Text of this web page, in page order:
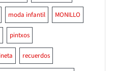
moda infantil MONILLO
pintxos
recuerdos